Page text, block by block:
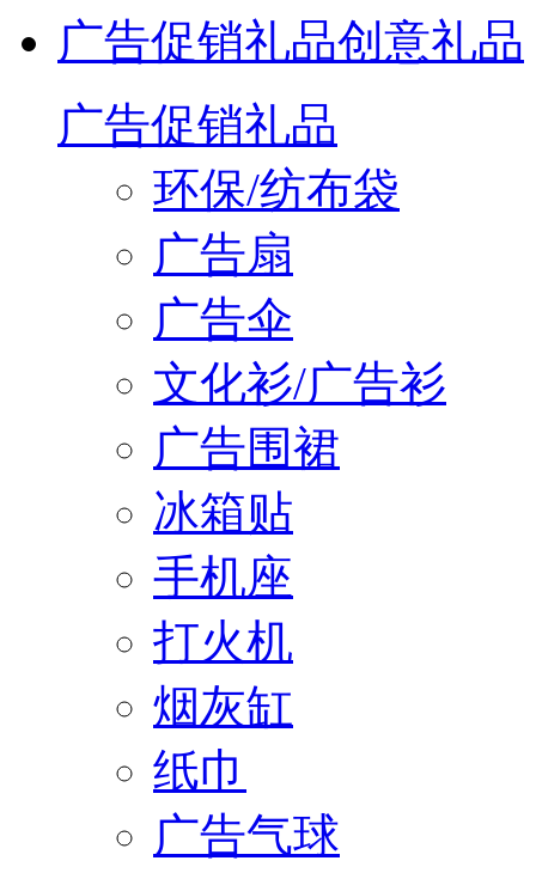
广告促销礼品创意礼品
广告促销礼品
环保/纺布袋
广告扇
广告伞
文化衫/广告衫
广告围裙
冰箱贴
手机座
打火机
烟灰缸
纸巾
广告气球